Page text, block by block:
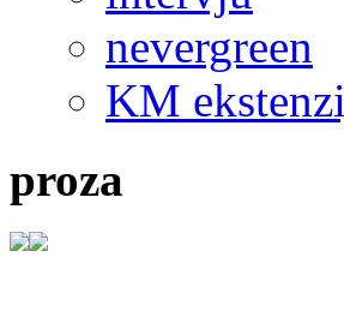
nevergreen
KM
proza